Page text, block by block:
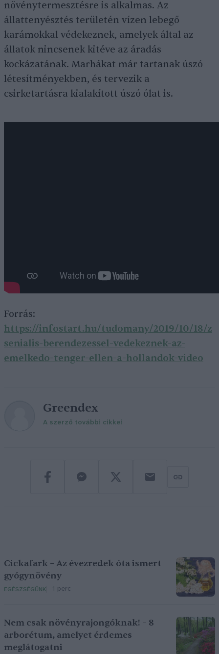
növénytermesztésre is alkalmas. Az
állattenyésztés területén vízen lebegő
karámokkal védekeznek, amelyek által az
állatok nincsenek kitéve az áradás
kockázatának. Marhákat már tartanak úszó
létesítményekben, és tervezik a
csirketartásra kialakított úszó ólat is.
Forrás:
https://infostart.hu/tudomany/2019/10/18/z
senialis-berendezessel-vedekeznek-az-
emelkedo-tenger-ellen-a-hollandok-video
Greendex
A szerző további cikkei
Cickafark – Az évezredek óta ismert
gyógynövény
EGÉSZSÉGÜNK 1 perc
Nem csak növényrajongóknak! – 8
arborétum, amelyet érdemes
meglátogatni